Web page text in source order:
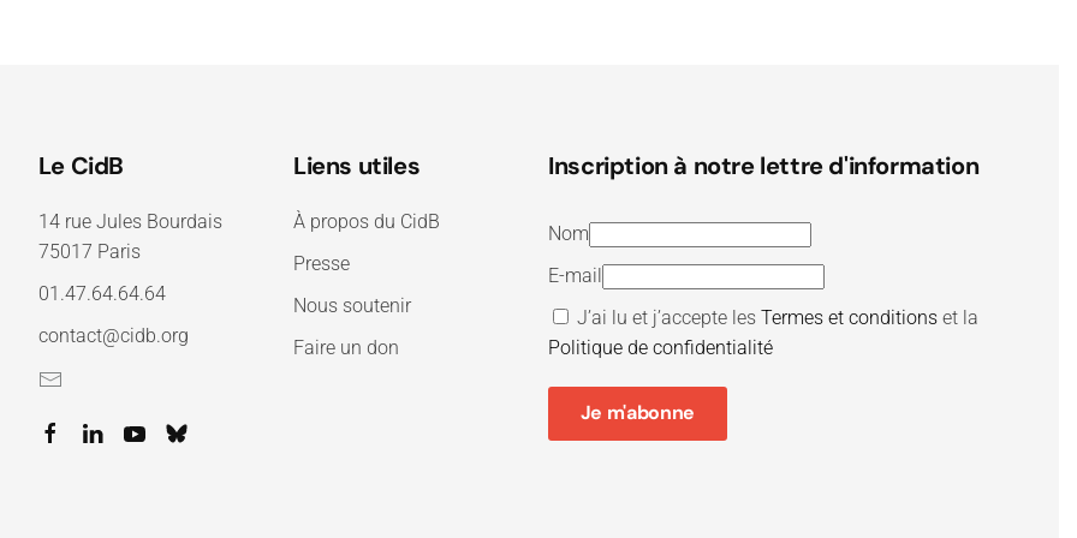
Le CidB
14 rue Jules Bourdais
75017 Paris
01.47.64.64.64
contact@cidb.org
Liens utiles
À propos du CidB
Presse
Nous soutenir
Faire un don
Inscription à notre lettre d'information
Nom
E-mail
J’ai lu et j’accepte lesTermes et conditions et la
Politique de confidentialité
Je m'abonne